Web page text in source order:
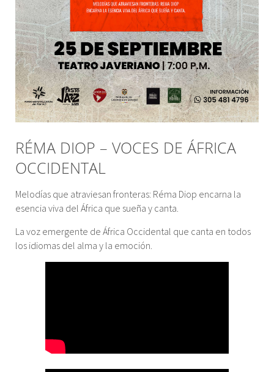
RÉMA DIOP – VOCES DE ÁFRICA
OCCIDENTAL
Melodías que atraviesan fronteras: Réma Diop encarna la
esencia viva del África que sueña y canta.
La voz emergente de África Occidental que canta en todos
los idiomas del alma y la emoción.